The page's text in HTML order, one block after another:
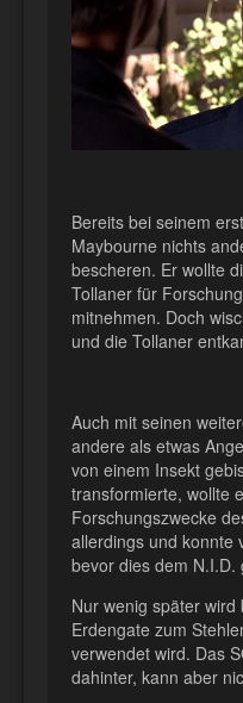
Bereits bei seinem
Maybourne nichts
bescheren. Er wollte
Tollaner für
mitnehmen. Doch
und die Tollaner
Auch mit seinen
andere als etwas
von einem Insekt
transformierte, wollte
Forschungszwecke
allerdings und konnte
bevor dies dem N.I.D.
Nur wenig später
Erdengate zum
verwendet wird. Das
dahinter, kann aber